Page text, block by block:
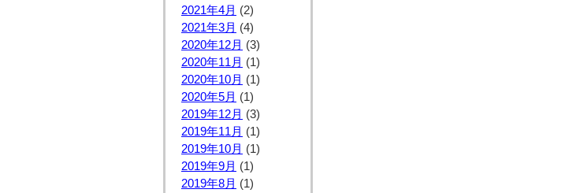
2021年4月 (2)
2021年3月 (4)
2020年12月 (3)
2020年11月 (1)
2020年10月 (1)
2020年5月 (1)
2019年12月 (3)
2019年11月 (1)
2019年10月 (1)
2019年9月 (1)
2019年8月 (1)